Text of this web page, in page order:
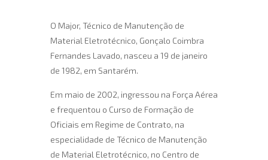
O Major, Técnico de Manutenção de
Material Eletrotécnico, Gonçalo Coimbra
Fernandes Lavado, nasceu a 19 de janeiro
de 1982, em Santarém.
Em maio de 2002, ingressou na Força Aérea
e frequentou o Curso de Formação de
Oficiais em Regime de Contrato, na
especialidade de Técnico de Manutenção
de Material Eletrotécnico, no Centro de